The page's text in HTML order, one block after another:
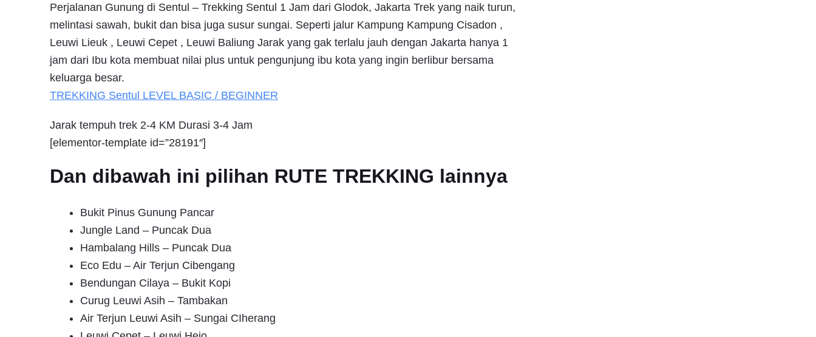
Perjalanan Gunung di Sentul – Trekking Sentul 1 Jam dari Glodok, Jakarta Trek yang naik turun,
melintasi sawah, bukit dan bisa juga susur sungai. Seperti jalur Kampung Kampung Cisadon ,
Leuwi Lieuk , Leuwi Cepet , Leuwi Baliung Jarak yang gak terlalu jauh dengan Jakarta hanya 1
jam dari Ibu kota membuat nilai plus untuk pengunjung ibu kota yang ingin berlibur bersama
keluarga besar.
TREKKING Sentul LEVEL BASIC / BEGINNER
Jarak tempuh trek 2-4 KM Durasi 3-4 Jam
[elementor-template id=”28191″]
Dan dibawah ini pilihan RUTE TREKKING lainnya
Bukit Pinus Gunung Pancar
Jungle Land – Puncak Dua
Hambalang Hills – Puncak Dua
Eco Edu – Air Terjun Cibengang
Bendungan Cilaya – Bukit Kopi
Curug Leuwi Asih – Tambakan
Air Terjun Leuwi Asih – Sungai CIherang